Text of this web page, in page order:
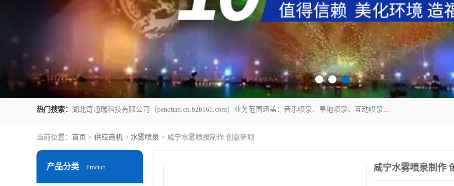
热门搜索： 湖北奇通瑞科技有限公司（penquan.cn.b2b168.com）业务范围涵盖：音乐喷泉、旱地喷泉、互动喷泉、喷泉设计及灯光水秀等各类水景工程，广泛应用于公园、城市广场、商业综合体、旅游景区、住宅社区等领域。
当前位置： 首页 > 供应商机 > 水雾喷泉 > 咸宁水雾喷泉制作 创意新颖
产品分类 Product 咸宁水雾喷泉制作